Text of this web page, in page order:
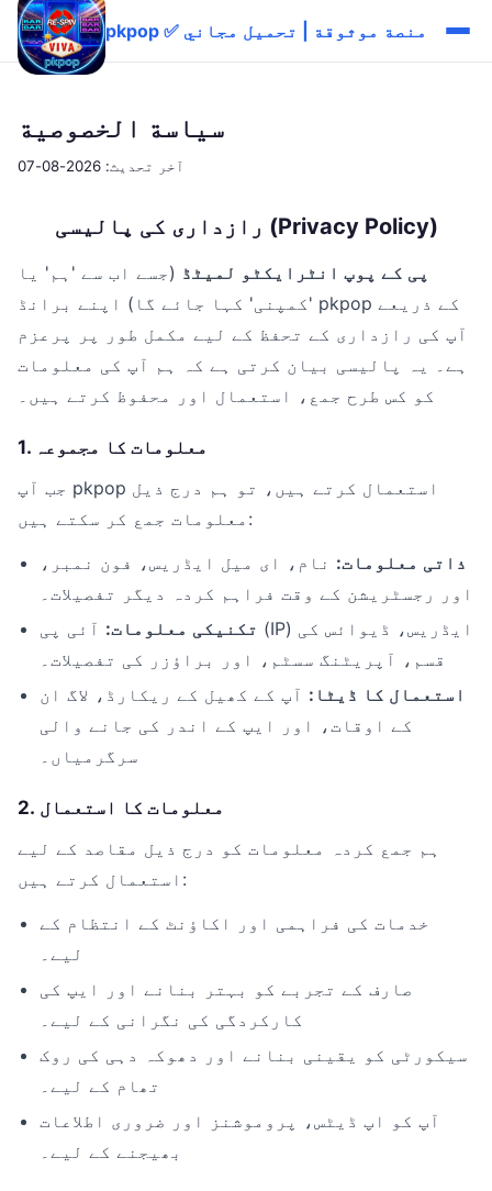
pkpop ✅ منصة موثوقة | تحميل مجاني
سياسة الخصوصية
آخر تحديث: 2026-08-07
رازداری کی پالیسی (Privacy Policy)
پی کے پوپ انٹرایکٹو لمیٹڈ (جسے اب سے 'ہم' یا
'کمپنی' کہا جائے گا) اپنے برانڈ pkpop کے ذریعے
آپ کی رازداری کے تحفظ کے لیے مکمل طور پر پرعزم
ہے۔ یہ پالیسی بیان کرتی ہے کہ ہم آپ کی معلومات
کو کس طرح جمع، استعمال اور محفوظ کرتے ہیں۔
1. معلومات کا مجموعہ
جب آپ pkpop استعمال کرتے ہیں، تو ہم درج ذیل
معلومات جمع کر سکتے ہیں:
ذاتی معلومات: نام، ای میل ایڈریس، فون نمبر،
اور رجسٹریشن کے وقت فراہم کردہ دیگر تفصیلات۔
تکنیکی معلومات: آئی پی (IP) ایڈریس، ڈیوائس کی
قسم، آپریٹنگ سسٹم، اور براؤزر کی تفصیلات۔
استعمال کا ڈیٹا: آپ کے کھیل کے ریکارڈ، لاگ ان
کے اوقات، اور ایپ کے اندر کی جانے والی
سرگرمیاں۔
2. معلومات کا استعمال
ہم جمع کردہ معلومات کو درج ذیل مقاصد کے لیے
استعمال کرتے ہیں:
خدمات کی فراہمی اور اکاؤنٹ کے انتظام کے
لیے۔
صارف کے تجربے کو بہتر بنانے اور ایپ کی
کارکردگی کی نگرانی کے لیے۔
سیکورٹی کو یقینی بنانے اور دھوکہ دہی کی روک
تھام کے لیے۔
آپ کو اپ ڈیٹس، پروموشنز اور ضروری اطلاعات
بھیجنے کے لیے۔